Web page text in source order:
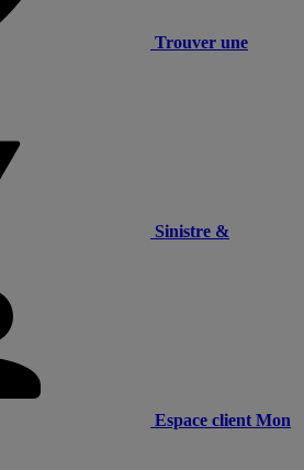
Trouver une
Sinistre &
Espace client Mon